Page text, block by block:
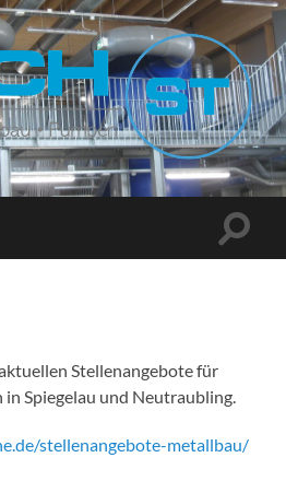
Stich
Stellenangebote für
Spiegelau und Neutraubling.
stellenangebote-metallbau/